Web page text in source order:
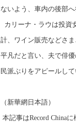
ないよう、車内の後部
カリーナ・ラウは投資
計、ワイン販売などさ
平凡だと言い、夫で俳
民派ぶりをアピールして
（新華網日本語）
本記事はRecord China